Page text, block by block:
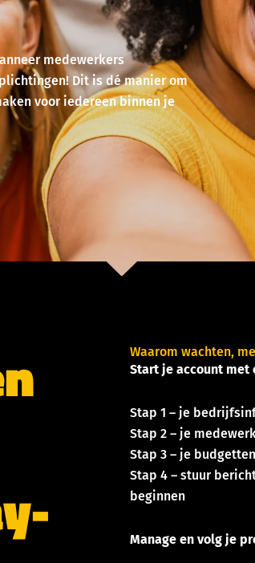
medewerkers
Dit is dé manier om
voor iedereen binnen je
Waarom wachten,
Start je account met
Stap 1 – je
Stap 2 – je
Stap 3 – je budgetten
Stap 4 – stuur
beginnen
Manage en volg je